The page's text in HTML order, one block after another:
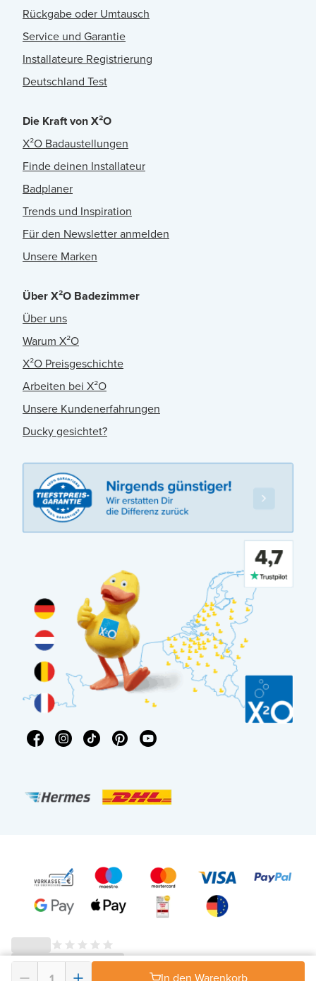
Rückgabe oder Umtausch
Service und Garantie
Installateure Registrierung
Deutschland Test
Die Kraft von X²O
X²O Badaustellungen
Finde deinen Installateur
Badplaner
Trends und Inspiration
Für den Newsletter anmelden
Unsere Marken
Über X²O Badezimmer
Über uns
Warum X²O
X²O Preisgeschichte
Arbeiten bei X²O
Unsere Kundenerfahrungen
Ducky gesichtet?
© 2026 - X²O Badezimmer – USt-IdNr: DE343506152 -AGB Widerrufsrecht